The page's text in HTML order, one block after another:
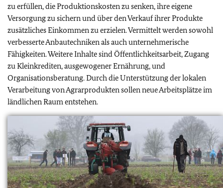
zu erfüllen, die Produktionskosten zu senken, ihre eigene
Versorgung zu sichern und über den Verkauf ihrer Produkte
zusätzliches Einkommen zu erzielen. Vermittelt werden sowohl
verbesserte Anbautechniken als auch unternehmerische
Fähigkeiten. Weitere Inhalte sind Öffentlichkeitsarbeit, Zugang
zu Kleinkrediten, ausgewogener Ernährung, und
Organisationsberatung. Durch die Unterstützung der lokalen
Verarbeitung von Agrarprodukten sollen neue Arbeitsplätze im
ländlichen Raum entstehen.